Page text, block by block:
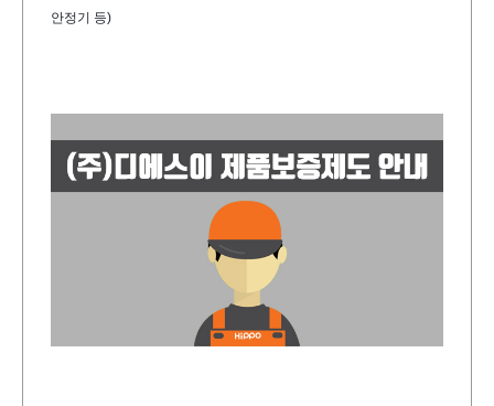
안정기 등)